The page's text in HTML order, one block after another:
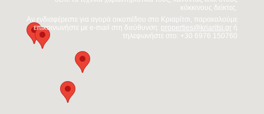
κόκκινους δείκτες.
Αν ενδιαφέρεστε για αγορά οικοπέδου στο Κριαρίτσι, παρακαλούμε
επικοινωνήστε με e-mail στη διεύθυνση: properties@kriaritsi.gr ή
τηλεφωνήστε στο: +30 6976 150760